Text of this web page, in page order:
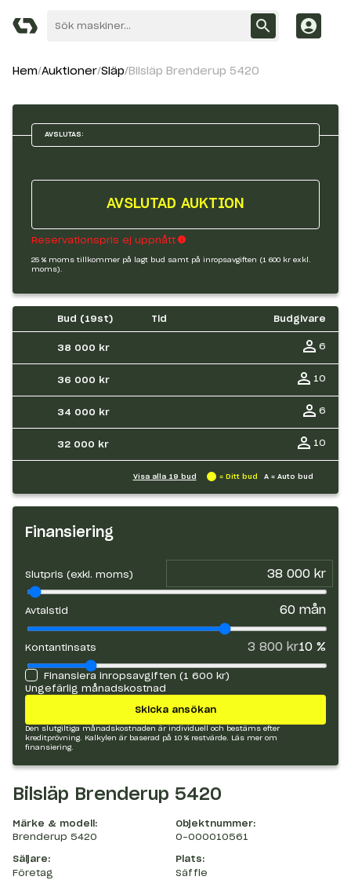
Hem Auktioner Släp Bilsläp Brenderup 5420
AVSLUTAS:
AVSLUTAD AUKTION
Reservationspris ej uppnått
25 % moms tillkommer på lagt bud samt på inropsavgiften (1 600 kr exkl.
moms).
Bud (19st) Tid Budgivare
38 000 kr 6
36 000 kr 10
34 000 kr 6
32 000 kr 10
Visa alla 19 bud = Ditt bud A = Auto bud
Finansiering
Slutpris (exkl. moms)
Avtalstid 60 mån
Kontantinsats 3 800 kr10 %
Finansiera inropsavgiften (1 600 kr)
Ungefärlig månadskostnad
Skicka ansökan
Den slutgiltiga månadskostnaden är individuell och bestäms efter
kreditprövning. Kalkylen är baserad på 10 % restvärde.
Läs mer om
finansiering.
Bilsläp Brenderup 5420
Märke & modell:
Brenderup 5420
Objektnummer:
O-000010561
Säljare:
Företag
Plats:
Säffle